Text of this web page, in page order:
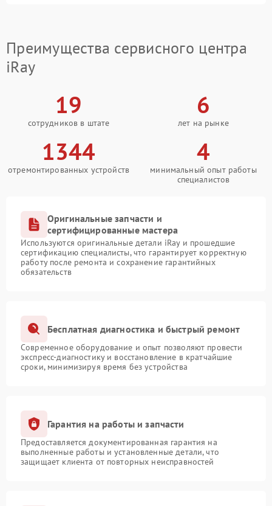
Преимущества сервисного центра
iRay
19
сотрудников в штате
6
лет на рынке
1344
отремонтированных устройств
4
минимальный опыт работы
специалистов
Оригинальные запчасти и
сертифицированные мастера
Используются оригинальные детали iRay и прошедшие
сертификацию специалисты, что гарантирует корректную
работу после ремонта и сохранение гарантийных
обязательств
Бесплатная диагностика и быстрый ремонт
Современное оборудование и опыт позволяют провести
экспресс-диагностику и восстановление в кратчайшие
сроки, минимизируя время без устройства
Гарантия на работы и запчасти
Предоставляется документированная гарантия на
выполненные работы и установленные детали, что
защищает клиента от повторных неисправностей